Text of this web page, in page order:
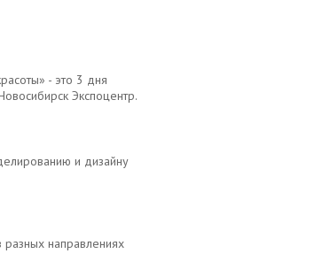
- это 3 дня
Экспоцентр.
и дизайну
направлениях